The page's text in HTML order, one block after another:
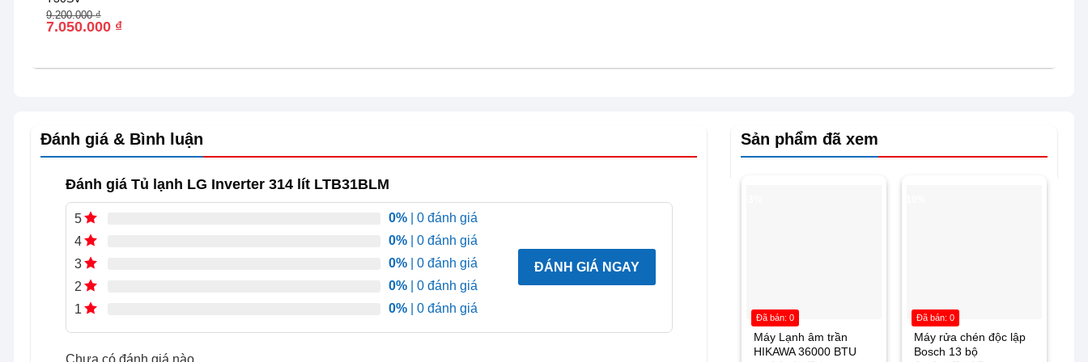
năng vượt trội. Thiết kế ngăn đá trên truyền thống, quen thuộc với người dùng Việt, giúp dễ dàng lấy đá và thực
phẩm đông lạnh. Sự kết hợp giữa công nghệ động cơ tiên tiến và thiết kế thân thiện là điểm mạnh lớn, mang lại
9.200.000₫
Giá
gốc
7.050.000 ₫
Giá
hiện
Đánh giá & Bình luận
Đánh giá Tủ lạnh LG Inverter 314 lít LTB31BLM
5 0%| 0 đánh giá
4
0%| 0 đánh giá
3
0%| 0 đánh giá
2
0%| 0 đánh giá
1
0%| 0 đánh giá
ĐÁNH GIÁ NGAY
Chưa có đánh giá nào.
Sản phẩm đã xem
Máy Lạnh âm trần
HIKAWA 36000 BTU
Đã bán: 0
Máy rửa chén độc lập
Bosch 13 bộ
Đã bán: 0